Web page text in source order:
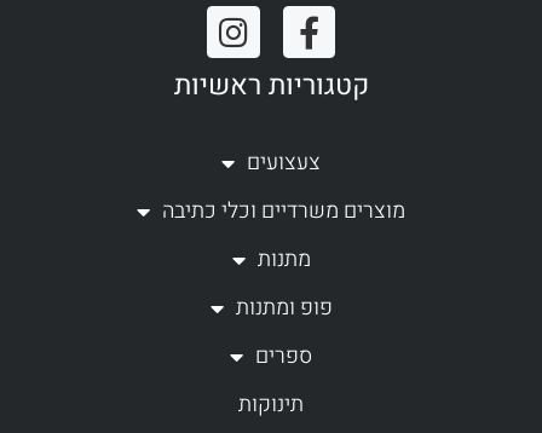
F
a
c
b
o
k
f
I
n
s
a
r
a
קטגוריות ראשיות
צעצועים
מוצרים משרדיים וכלי כתיבה
מתנות
פופ ומתנות
ספרים
תינוקות